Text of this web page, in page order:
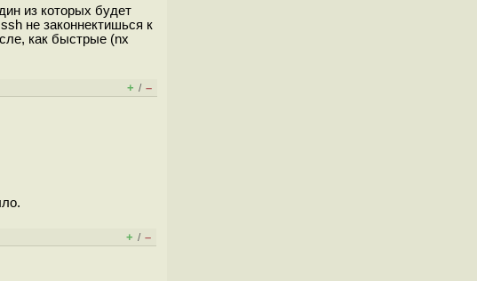
из которых будет
не законнектишься к
как быстрые (nx
+ / –
+ / –